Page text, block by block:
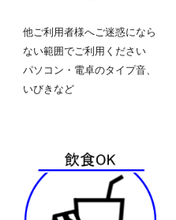
他ご利用者様へご迷惑になら
ない範囲でご利用ください
パソコン・電卓のタイプ音、
いびきなど